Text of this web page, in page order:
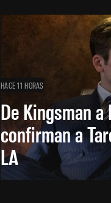
HACE 11 HORAS
De Kingsman
confirman a
LA